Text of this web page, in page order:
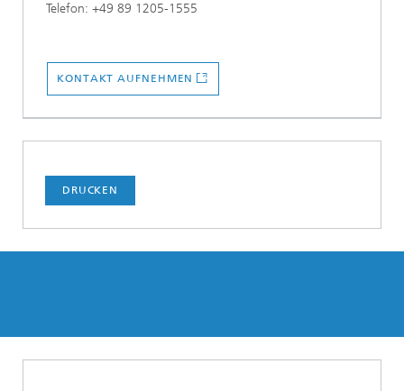
Telefon: +49 89 1205-1555
KONTAKT AUFNEHMEN
DRUCKEN